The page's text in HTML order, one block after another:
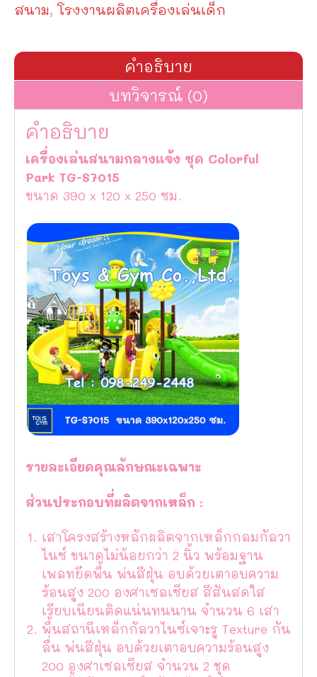
สนาม,โรงงานผลิตเครื่องเล่นเด็ก
คำอธิบาย
บทวิจารณ์ (0)
คำอธิบาย
เครื่องเล่นสนามกลางแจ้ง ชุด Colorful
Park TG-S7015
ขนาด 390 x 120 x 250 ซม.
รายละเอียดคุณลักษณะเฉพาะ
ส่วนประกอบที่ผลิตจากเหล็ก :
เสาโครงสร้างหลักผลิตจากเหล็กกลมกัลวา
ไนซ์ ขนาดไม่น้อยกว่า 2 นิ้ว พร้อมฐาน
เพลทยึดพื้น พ่นสีฝุ่น อบด้วยเตาอบความ
ร้อนสูง 200 องศาเซลเซียส สีสันสดใส
เรียบเนียนติดแน่นทนนาน จำนวน 6 เสา
พื้นสถานีเหล็กกัลวาไนซ์เจาะรู Texture กัน
ลื่น พ่นสีฝุ่น อบด้วยเตาอบความร้อนสูง
200 องศาเซลเซียส จำนวน 2 ชุด